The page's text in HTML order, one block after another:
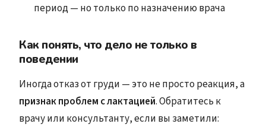
период — но только по назначению врача
Как понять, что дело не только в
поведении
Иногда отказ от груди — это не просто реакция, а
признак проблем с лактацией. Обратитесь к
врачу или консультанту, если вы заметили: